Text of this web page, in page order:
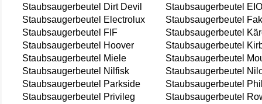
Staubsaugerbeutel Dirt Devil
Staubsaugerbeutel
Staubsaugerbeutel Electrolux
Staubsaugerbeutel
Staubsaugerbeutel FIF
Staubsaugerbeutel
Staubsaugerbeutel Hoover
Staubsaugerbeutel
Staubsaugerbeutel Miele
Staubsaugerbeutel
Staubsaugerbeutel Nilfisk
Staubsaugerbeutel
Staubsaugerbeutel Parkside
Staubsaugerbeutel
Staubsaugerbeutel Privileg
Staubsaugerbeutel